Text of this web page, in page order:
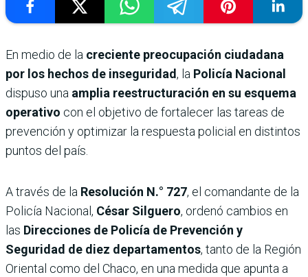
En medio de la creciente preocupación ciudadana
por los hechos de inseguridad, la Policía Nacional
dispuso una amplia reestructuración en su esquema
operativo con el objetivo de fortalecer las tareas de
prevención y optimizar la respuesta policial en distintos
puntos del país.
A través de la Resolución N.° 727, el comandante de la
Policía Nacional, César Silguero, ordenó cambios en
las Direcciones de Policía de Prevención y
Seguridad de diez departamentos, tanto de la Región
Oriental como del Chaco, en una medida que apunta a